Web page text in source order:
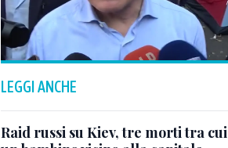
LEGGI ANCHE
Raid russi su Kiev, tre morti tra cui